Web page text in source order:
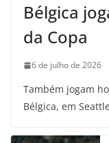
Bélgica
da Copa
6 de julho de 2026
Também jogam
Bélgica, em